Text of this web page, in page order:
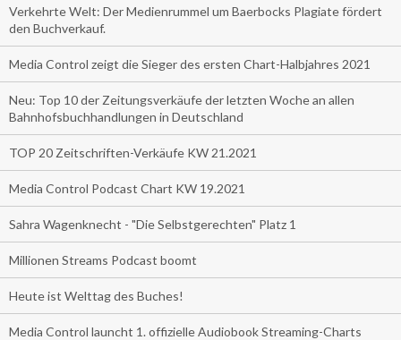
Verkehrte Welt: Der Medienrummel um Baerbocks Plagiate fördert
den Buchverkauf.
Media Control zeigt die Sieger des ersten Chart-Halbjahres 2021
Neu: Top 10 der Zeitungsverkäufe der letzten Woche an allen
Bahnhofsbuchhandlungen in Deutschland
TOP 20 Zeitschriften-Verkäufe KW 21.2021
Media Control Podcast Chart KW 19.2021
Sahra Wagenknecht - "Die Selbstgerechten" Platz 1
Millionen Streams Podcast boomt
Heute ist Welttag des Buches!
Media Control launcht 1. offizielle Audiobook Streaming-Charts